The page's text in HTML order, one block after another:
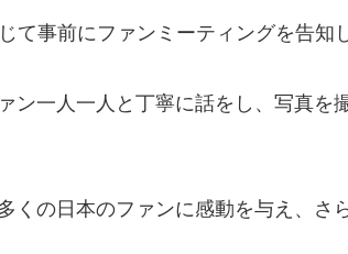
て事前にファンミーティングを告知
ン一人一人と丁寧に話をし、写真を
くの日本のファンに感動を与え、さ